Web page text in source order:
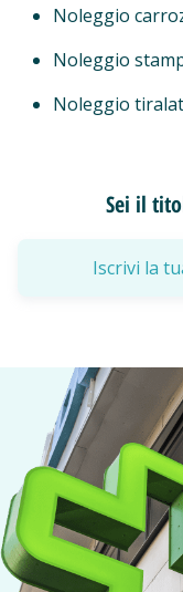
Noleggio
Noleggio
Noleggio
Sei il
Iscrivi la